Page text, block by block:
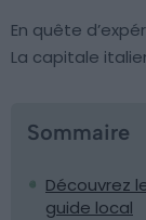
En quête
La capitale
Sommaire
Découvrez
guide local